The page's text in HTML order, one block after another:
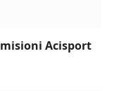
Acisport